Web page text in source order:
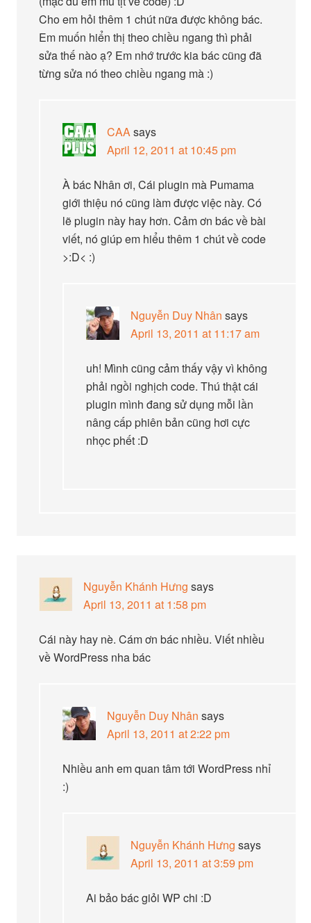
Cho em hỏi thêm 1 chút nữa được không bác.
Em muốn hiển thị theo chiều ngang thì phải
sửa thế nào ạ? Em nhớ trước kia bác cũng đã
từng sửa nó theo chiều ngang mà :)
CAAsays
April 12, 2011 at 10:45 pm
À bác Nhân ơi, Cái plugin mà Pumama
giới thiệu nó cũng làm được việc này. Có
lẽ plugin này hay hơn. Cảm ơn bác về bài
viết, nó giúp em hiểu thêm 1 chút về code
>:D< :)
Nguyễn Duy Nhân says
April 13, 2011 at 11:17 am
uh! Mình cũng cảm thấy vậy vì không
phải ngồi nghịch code. Thú thật cái
plugin mình đang sử dụng mỗi lần
nâng cấp phiên bản cũng hơi cực
nhọc phết :D
Nguyễn Khánh Hưng says
April 13, 2011 at 1:58 pm
Cái này hay nè. Cám ơn bác nhiều. Viết nhiều
về WordPress nha bác
Nguyễn Duy Nhân says
April 13, 2011 at 2:22 pm
Nhiều anh em quan tâm tới WordPress nhỉ
:)
Nguyễn Khánh Hưng says
April 13, 2011 at 3:59 pm
Ai bảo bác giỏi WP chi :D